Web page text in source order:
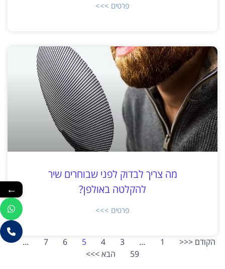
פרטים >>>
מה צריך לבדוק לפני שבוחרים שיר
להקלטה באולפן?
פרטים >>>
הקודם <<< 1
…
3
4
5
6
7
…
59
הבא >>>
←